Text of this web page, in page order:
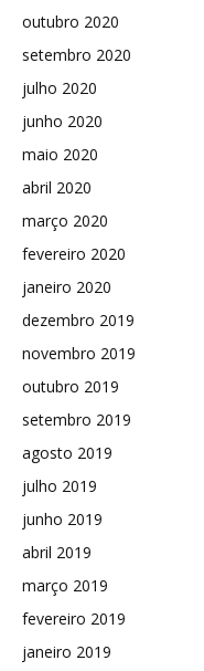
outubro 2020
setembro 2020
julho 2020
junho 2020
maio 2020
abril 2020
março 2020
fevereiro 2020
janeiro 2020
dezembro 2019
novembro 2019
outubro 2019
setembro 2019
agosto 2019
julho 2019
junho 2019
abril 2019
março 2019
fevereiro 2019
janeiro 2019